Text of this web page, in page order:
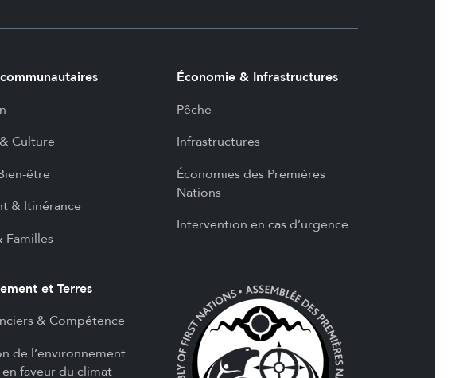
Culture
être
& Itinérance
Familles
et Terres
& Compétence
de l’environnement
faveur du climat
Économie & Infrastructures
Pêche
Infrastructures
Économies des Premières
Nations
Intervention en cas d’urgence